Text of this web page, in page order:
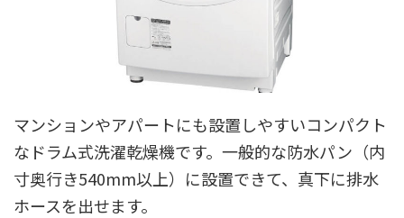
マンションやアパートにも設置しやすいコンパクト
なドラム式洗濯乾燥機です。一般的な防水パン（内
寸奥行き540mm以上）に設置できて、真下に排水
ホースを出せます。